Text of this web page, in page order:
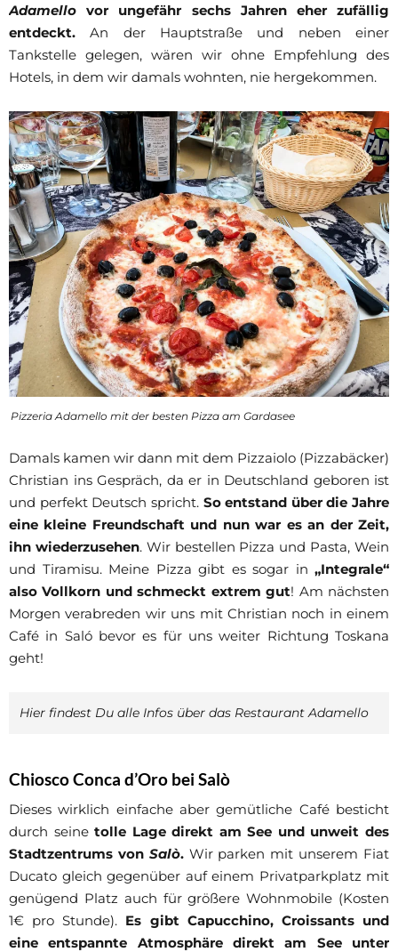
Adamello vor ungefähr sechs Jahren eher zufällig
entdeckt. An der Hauptstraße und neben einer
Tankstelle gelegen, wären wir ohne Empfehlung des
Hotels, in dem wir damals wohnten, nie hergekommen.
Pizzeria Adamello mit der besten Pizza am Gardasee
Damals kamen wir dann mit dem Pizzaiolo (Pizzabäcker)
Christian ins Gespräch, da er in Deutschland geboren ist
und perfekt Deutsch spricht. So entstand über die Jahre
eine kleine Freundschaft und nun war es an der Zeit,
ihn wiederzusehen. Wir bestellen Pizza und Pasta, Wein
und Tiramisu. Meine Pizza gibt es sogar in „Integrale“
also Vollkorn und schmeckt extrem gut! Am nächsten
Morgen verabreden wir uns mit Christian noch in einem
Café in Saló bevor es für uns weiter Richtung Toskana
geht!
Hier findest Du alle Infos über das Restaurant Adamello
Chiosco Conca d’Oro bei Salò
Dieses wirklich einfache aber gemütliche Café besticht
durch seinetolle Lage direkt am See und unweit des
Stadtzentrums von Salò.Wir parken mit unserem Fiat
Ducato gleich gegenüber auf einem Privatparkplatz mit
genügend Platz auch für größere Wohnmobile (Kosten
1€ pro Stunde). Es gibt Capucchino, Croissants und
eine entspannte Atmosphäre direkt am See unter